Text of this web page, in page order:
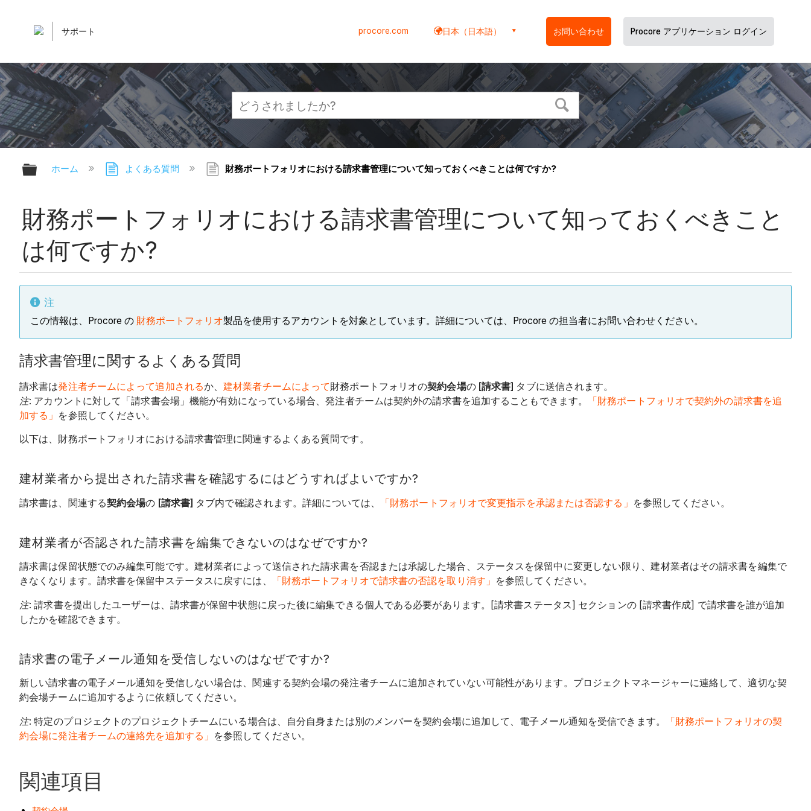
サポート procore.com 日本（日本語） お問い合わせ Procore アプリケーション ログイン
グローバル階層を展開/折りたたむ
ホーム よくある質問 財務ポートフォリオにおける請求書管理について知っておくべきことは何ですか?
財務ポートフォリオにおける請求書管理について知っておくべきこと
は何ですか?
注
この情報は、Procore の 財務ポートフォリオ製品を使用するアカウントを対象としています。詳細については、Procore の担当者にお問い合わせください。
請求書管理に関するよくある質問
請求書は発注者チームによって追加されるか、建材業者チームによって財務ポートフォリオの契約会場の [請求書] タブに送信されます。
注: アカウントに対して「請求書会場」機能が有効になっている場合、発注者チームは契約外の請求書を追加することもできます。
「財務ポートフォリオで契約外の請求書を追
加する」 を参照してください。
以下は、財務ポートフォリオにおける請求書管理に関連するよくある質問です。
建材業者から提出された請求書を確認するにはどうすればよいですか?
請求書は、関連する契約会場の [請求書] タブ内で確認されます。詳細については、 「財務ポートフォリオで変更指示を承認または否認する」 を参照してください。
建材業者が否認された請求書を編集できないのはなぜですか?
請求書は保留状態でのみ編集可能です。建材業者によって送信された請求書を否認または承認した場合、ステータスを保留中に変更しない限り、建材業者はその請求書を編集で
きなくなります。請求書を保留中ステータスに戻すには、
「財務ポートフォリオで請求書の否認を取り消す」 を参照してください。
注: 請求書を提出したユーザーは、請求書が保留中状態に戻った後に編集できる個人である必要があります。[請求書ステータス] セクションの [請求書作成] で請求書を誰が追加
したかを確認できます。
請求書の電子メール通知を受信しないのはなぜですか?
新しい請求書の電子メール通知を受信しない場合は、関連する契約会場の発注者チームに追加されていない可能性があります。プロジェクトマネージャーに連絡して、適切な契
約会場チームに追加するように依頼してください。
注: 特定のプロジェクトのプロジェクトチームにいる場合は、自分自身または別のメンバーを契約会場に追加して、電子メール通知を受信できます。
「財務ポートフォリオの契
約会場に発注者チームの連絡先を追加する」 を参照してください。
関連項目